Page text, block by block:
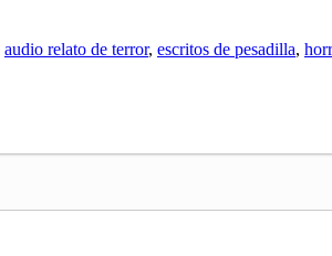
audio relato de terror, escritos de pesadilla,